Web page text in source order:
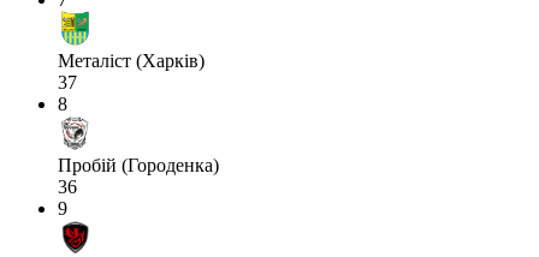
Металіст (Харків)
37
8
Пробій (Городенка)
36
9